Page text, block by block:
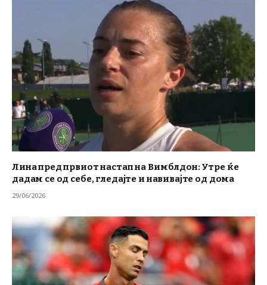
Лина пред првиот настап на Вимблдон: Утре ќе
дадам се од себе, гледајте и навивајте од дома
29/06/2026